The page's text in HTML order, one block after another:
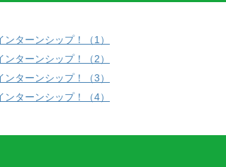
ターンシップ！（1）
ターンシップ！（2）
ターンシップ！（3）
ターンシップ！（4）